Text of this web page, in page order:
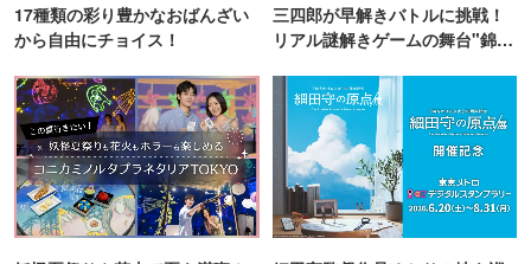
17種類の彩り豊かなおばんざい
から自由にチョイス！
三四郎が早解きバトルに挑戦！
リアル謎解きゲームの舞台"錦糸